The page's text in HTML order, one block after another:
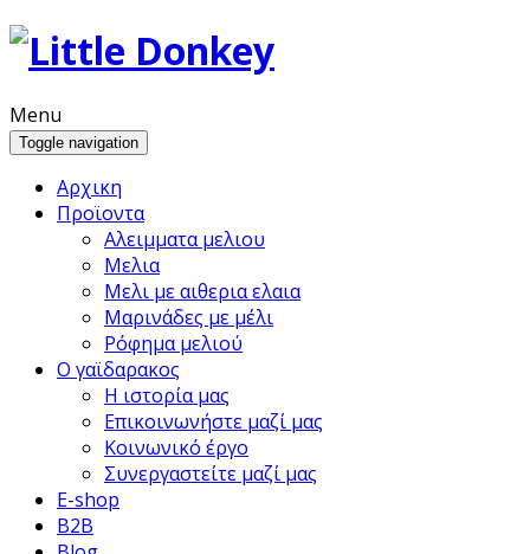
Menu
Toggle navigation
Αρχικη
Προϊoντα
Αλειμματα μελιου
Μελια
Μελι με αιθερια ελαια
Μαρινάδες με μέλι
Ρόφημα μελιού
Ο γαϊδαρακος
Η ιστορία μας
Επικοινωνήστε μαζί μας
Κοινωνικό έργο
Συνεργαστείτε μαζί μας
E-shop
B2B